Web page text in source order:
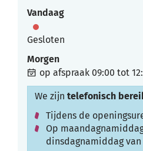
Vandaag
Gesloten
Morgen
op afspraak 09:00 tot
We zijn telefonisch
Tijdens de
Op
dinsdagnamiddag van